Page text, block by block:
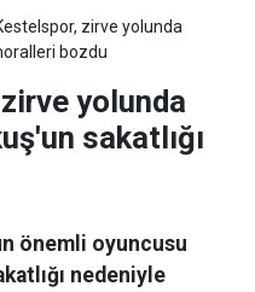
zirve yolunda
bozdu
yolunda
sakatlığı
önemli oyuncusu
nedeniyle